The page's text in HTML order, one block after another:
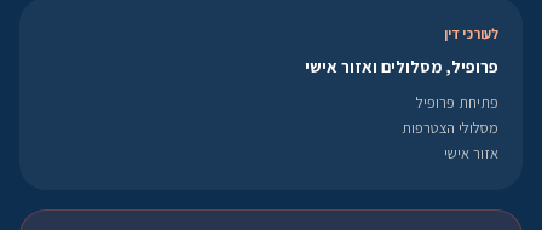
לעורכי דין
פרופיל, מסלולים ואזור אישי
פתיחת פרופיל
מסלולי הצטרפות
אזור אישי